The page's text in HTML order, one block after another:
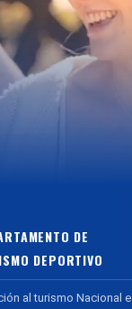
DE
DEPORTIVO
al turismo Nacional e